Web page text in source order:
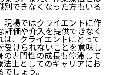
できなくなった方もいる
現場ではクライエントに作
価や介入を提供できなく
、クライエントにとって
けられないことを意味し
専門性の成長も停滞して
法士としてのキャリアにお
しょう。